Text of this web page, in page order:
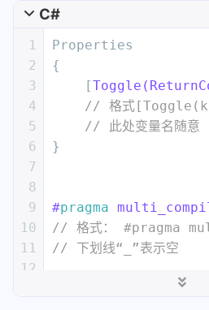
C#
1
2
3
4
5
6
7
8
9
10
11
12
Properties
{
    [
// 格式
// 此处变量名随意
}
#pragma
// 格式： #pragma
// 下划线“_”表示空